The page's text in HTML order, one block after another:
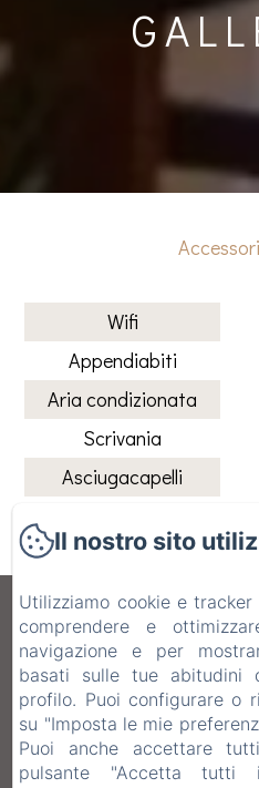
Wifi
Appendiabiti
Aria condizionata
Scrivania
Asciugacapelli
Il Rifugio del Poeta
Informativa Privacy Note
Via Partisioni 40, San
Il nostro sito
Utilizziamo cookie e
comprendere e
navigazione e per
basati sulle tue abitudini
profilo. Puoi configurare o
su "Imposta le mie
Puoi anche accettare
pulsante "Accetta tutti